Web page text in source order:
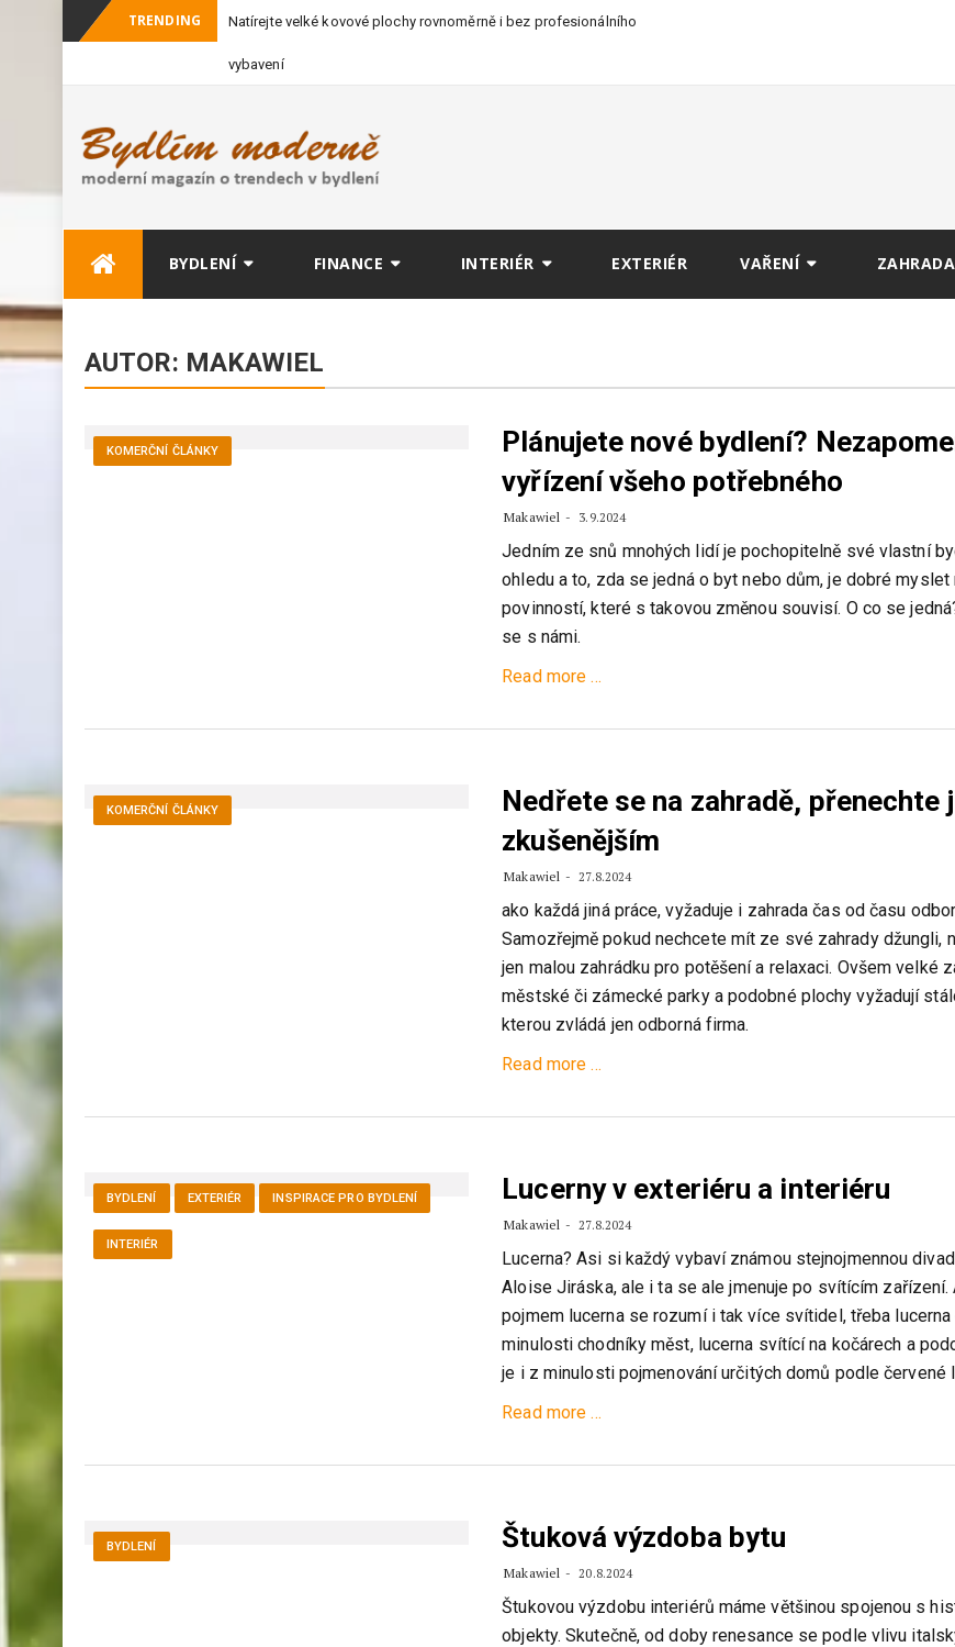
TRENDING Natírejte velké kovové plochy rovnoměrně i bez profesionálního
vybavení
BYDLENÍ FINANCE INTERIÉR EXTERIÉR VAŘENÍ ZAHRADA
AUTOR: MAKAWIEL
KOMERČNÍ ČLÁNKY
Plánujete nové bydlení?
vyřízení všeho potřebného
Makawiel 3.9.2024
Jedním ze snů mnohých lidí je pochopitelně své vlastní
ohledu a to, zda se jedná o byt nebo dům, je dobré myslet
povinností, které s takovou změnou souvisí. O co se
se s námi.
Read moreabout
nové
na
vyřízení
všeho
potřebného
…
KOMERČNÍ ČLÁNKY
Nedřete se na zahradě, přenechte
zkušenějším
Makawiel 27.8.2024
ako každá jiná práce, vyžaduje i zahrada čas od času
Samozřejmě pokud nechcete mít ze své zahrady džungli,
jen malou zahrádku pro potěšení a relaxaci. Ovšem velké
městské či zámecké parky a podobné plochy vyžadují
kterou zvládá jen odborná firma.
Read moreabout
se
přenechte
ji
zkušenějším
…
BYDLENÍ EXTERIÉR INSPIRACE PRO BYDLENÍ
INTERIÉR
Lucerny v exteriéru a interiéru
Makawiel 27.8.2024
Lucerna? Asi si každý vybaví známou stejnojmennou
Aloise Jiráska, ale i ta se ale jmenuje po svítícím zařízení.
pojmem lucerna se rozumí i tak více svítidel, třeba
minulosti chodníky měst, lucerna svítící na kočárech a
je i z minulosti pojmenování určitých domů podle červené
Read moreabout
v
a
interiéru
…
BYDLENÍ Štuková výzdoba bytu
Makawiel 20.8.2024
Štukovou výzdobu interiérů máme většinou spojenou s
objekty. Skutečně, od doby renesance se podle vlivu